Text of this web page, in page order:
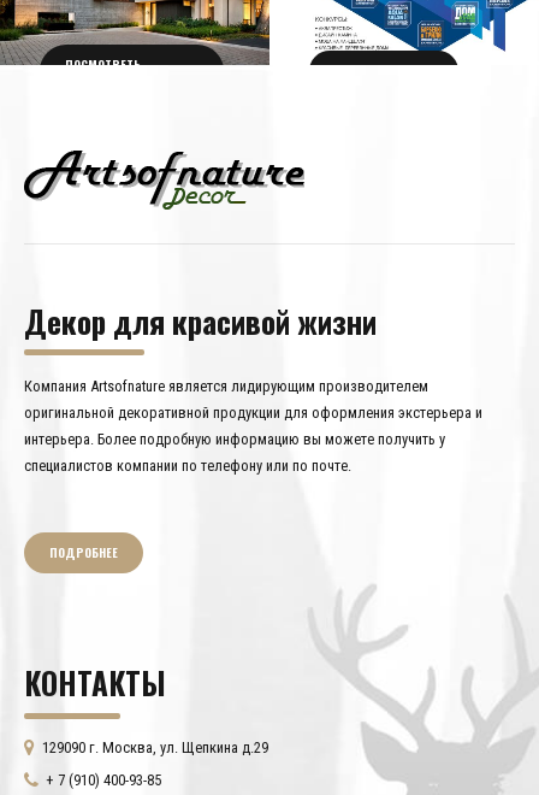
ПОСМОТРЕТЬ ПОЛУЧИТЬ БИЛЕТ
Декор для красивой жизни
Компания Artsofnature является лидирующим производителем
оригинальной декоративной продукции для оформления экстерьера и
интерьера. Более подробную информацию вы можете получить у
специалистов компании по телефону или по почте.
ПОДРОБНЕЕ
КОНТАКТЫ
129090 г. Москва, ул. Щепкина д.29
+ 7 (910) 400-93-85